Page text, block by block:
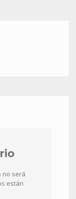
no será
están